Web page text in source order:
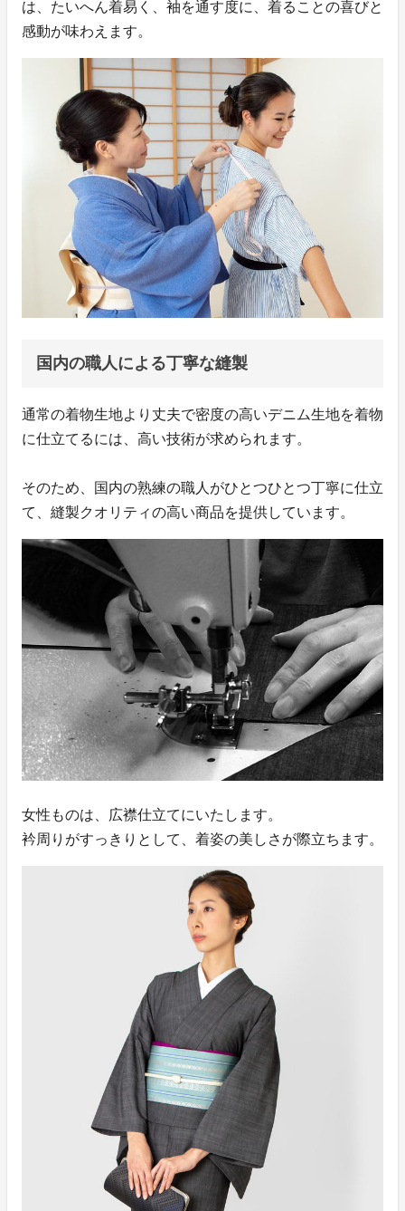
は、たいへん着易く、袖を通す度に、着ることの喜びと
感動が味わえます。
国内の職人による丁寧な縫製
通常の着物生地より丈夫で密度の高いデニム生地を着物
に仕立てるには、高い技術が求められます。
そのため、国内の熟練の職人がひとつひとつ丁寧に仕立
て、縫製クオリティの高い商品を提供しています。
女性ものは、広襟仕立てにいたします。
衿周りがすっきりとして、着姿の美しさが際立ちます。